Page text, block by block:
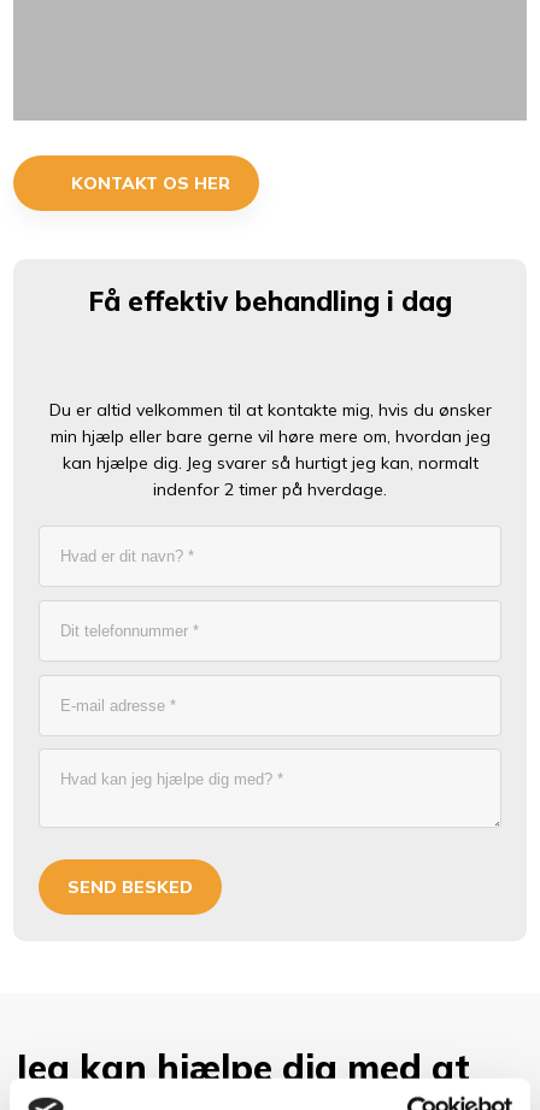
KONTAKT OS HER
Få effektiv behandling i dag
​Du er altid velkommen til at kontakte mig, hvis du ønsker
min hjælp eller bare gerne vil høre mere om, hvordan jeg
kan hjælpe dig. Jeg svarer så hurtigt jeg kan, normalt
indenfor 2 timer på hverdage.
​Jeg kan hjælpe dig med at